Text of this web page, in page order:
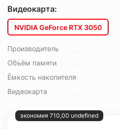
Видеокарта:
NVIDIA GeForce RTX 3050
Производитель
Объём памяти
Ёмкость накопителя
Видеокарта
экономия 710,00 undefined